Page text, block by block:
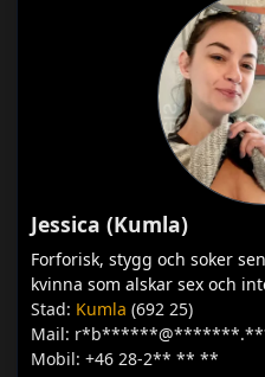
Jessica (Kumla)
Forforisk, stygg och soker
kvinna som alskar sex och
Stad: Kumla (692 25)
Mail:
Mobil: +46 28-2** ** **